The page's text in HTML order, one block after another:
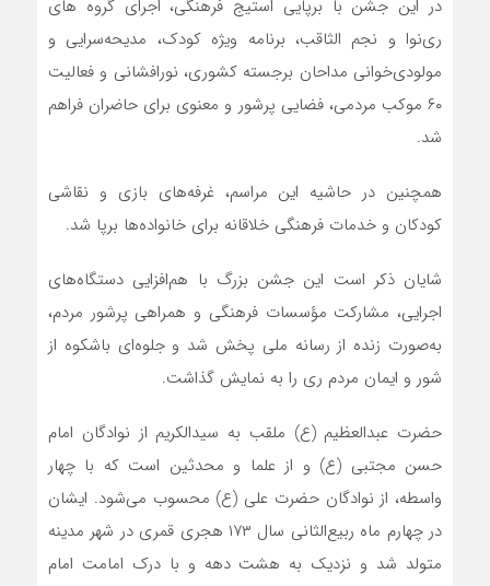
در این جشن با برپایی استیج فرهنگی، اجرای گروه های
ری‌نوا و نجم الثاقب، برنامه ویژه کودک، مدیحه‌سرایی و
مولودی‌خوانی مداحان برجسته کشوری، نورافشانی و فعالیت
۶۰ موکب مردمی، فضایی پرشور و معنوی برای حاضران فراهم
شد.
همچنین در حاشیه این مراسم، غرفه‌های بازی و نقاشی
کودکان و خدمات فرهنگی خلاقانه برای خانواده‌ها برپا شد.
شایان ذکر است این جشن بزرگ با هم‌افزایی دستگاه‌های
اجرایی، مشارکت مؤسسات فرهنگی و همراهی پرشور مردم،
به‌صورت زنده از رسانه ملی پخش شد و جلوه‌ای باشکوه از
شور و ایمان مردم ری را به نمایش گذاشت.
حضرت عبدالعظیم (ع) ملقب به سیدالکریم از نوادگان امام
حسن مجتبی (ع) و از علما و محدثین است که با چهار
واسطه، از نوادگان حضرت علی (ع) محسوب می‌شود. ایشان
در چهارم ماه ربیع‌الثانی سال ۱۷۳ هجری قمری در شهر مدینه
متولد شد و نزدیک به هشت دهه و با درک امامت امام